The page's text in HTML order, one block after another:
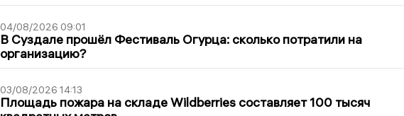
04/08/2026 09:01
В Суздале прошёл Фестиваль Огурца: сколько потратили на
организацию?
03/08/2026 14:13
Площадь пожара на складе Wildberries составляет 100 тысяч